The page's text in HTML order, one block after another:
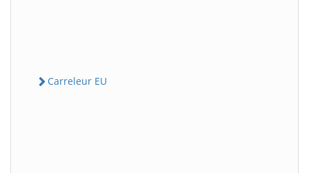
Carreleur EU